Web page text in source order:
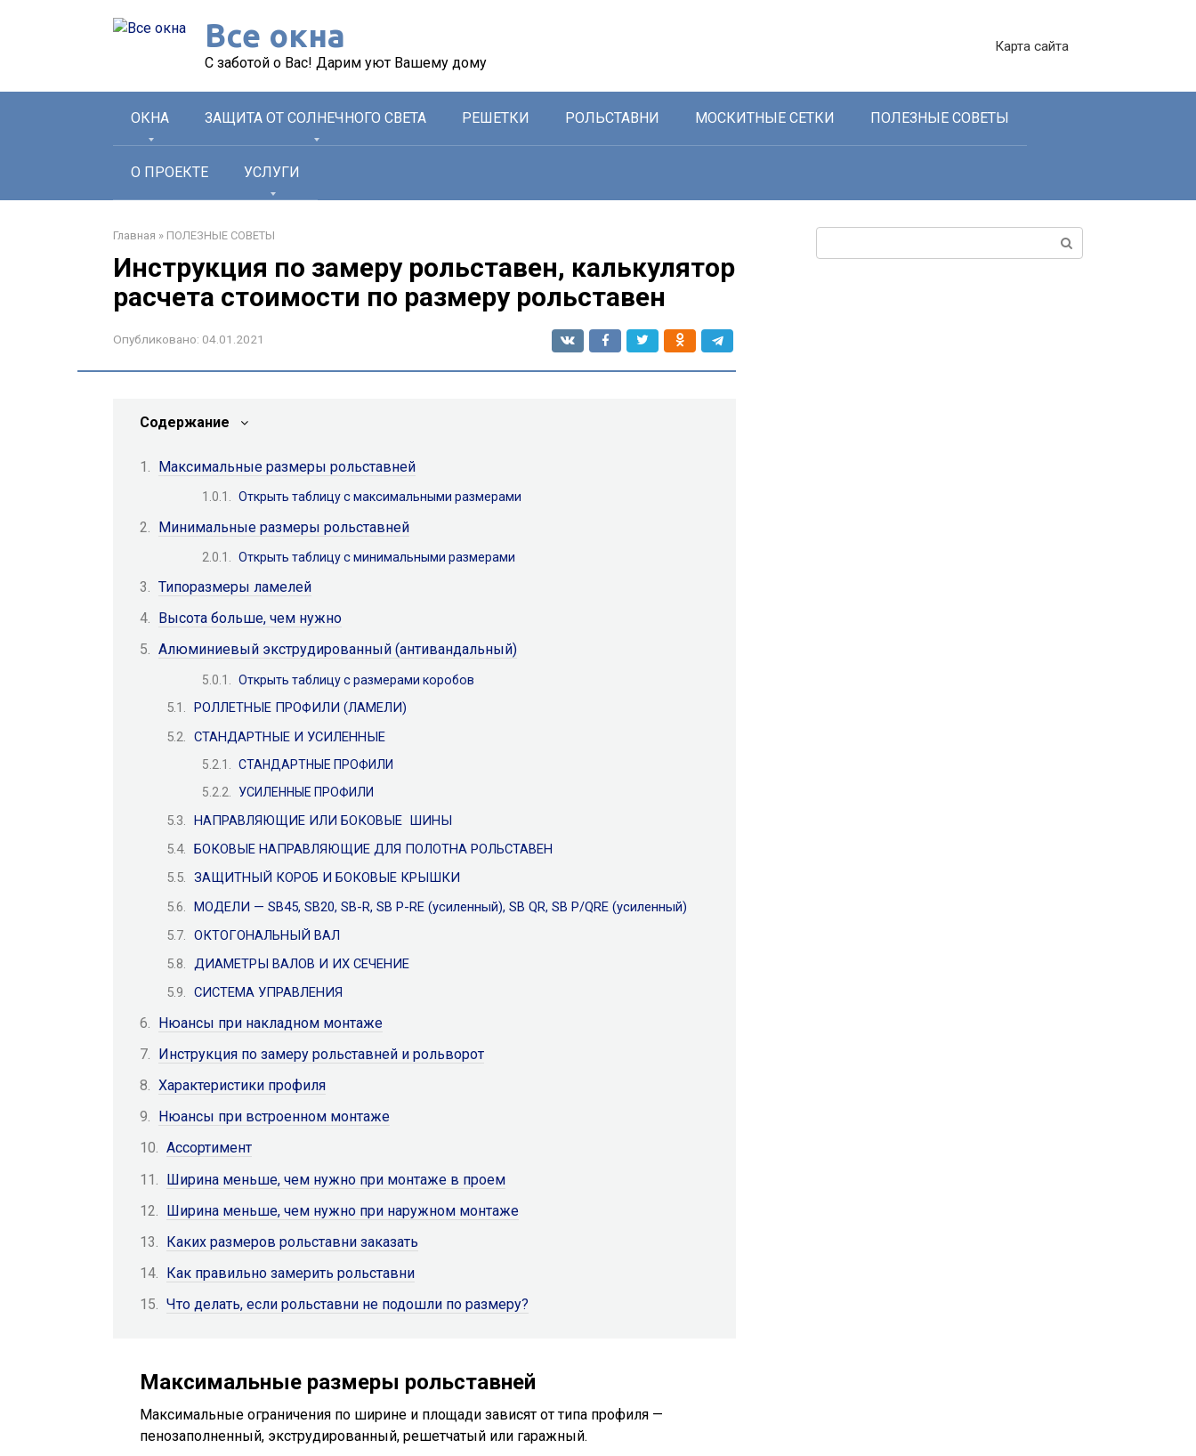
Все окна
С заботой о Вас! Дарим уют Вашему дому
Карта сайта
ОКНА ЗАЩИТА ОТ СОЛНЕЧНОГО СВЕТА РЕШЕТКИ РОЛЬСТАВНИ МОСКИТНЫЕ СЕТКИ ПОЛЕЗНЫЕ СОВЕТЫ
О ПРОЕКТЕ УСЛУГИ
Главная » ПОЛЕЗНЫЕ СОВЕТЫ
Инструкция по замеру рольставен, калькулятор
расчета стоимости по размеру рольставен
Опубликовано: 04.01.2021
Содержание
Максимальные размеры рольставней
Открыть таблицу с максимальными размерами
Минимальные размеры рольставней
Открыть таблицу с минимальными размерами
Типоразмеры ламелей
Высота больше, чем нужно
Алюминиевый экструдированный (антивандальный)
Открыть таблицу с размерами коробов
РОЛЛЕТНЫЕ ПРОФИЛИ (ЛАМЕЛИ)
СТАНДАРТНЫЕ И УСИЛЕННЫЕ
СТАНДАРТНЫЕ ПРОФИЛИ
УСИЛЕННЫЕ ПРОФИЛИ
НАПРАВЛЯЮЩИЕ ИЛИ БОКОВЫЕ ШИНЫ
БОКОВЫЕ НАПРАВЛЯЮЩИЕ ДЛЯ ПОЛОТНА РОЛЬСТАВЕН
ЗАЩИТНЫЙ КОРОБ И БОКОВЫЕ КРЫШКИ
МОДЕЛИ — SB45, SB20, SB-R, SB P-RE (усиленный), SB QR, SB P/QRE (усиленный)
ОКТОГОНАЛЬНЫЙ ВАЛ
ДИАМЕТРЫ ВАЛОВ И ИХ СЕЧЕНИЕ
СИСТЕМА УПРАВЛЕНИЯ
Нюансы при накладном монтаже
Инструкция по замеру рольставней и рольворот
Характеристики профиля
Нюансы при встроенном монтаже
Ассортимент
Ширина меньше, чем нужно при монтаже в проем
Ширина меньше, чем нужно при наружном монтаже
Каких размеров рольставни заказать
Как правильно замерить рольставни
Что делать, если рольставни не подошли по размеру?
Максимальные размеры рольставней
Максимальные ограничения по ширине и площади зависят от типа профиля —
пенозаполненный, экструдированный, решетчатый или гаражный.